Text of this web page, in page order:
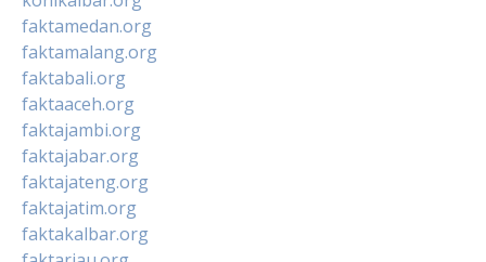
faktamedan.org
faktamalang.org
faktabali.org
faktaaceh.org
faktajambi.org
faktajabar.org
faktajateng.org
faktajatim.org
faktakalbar.org